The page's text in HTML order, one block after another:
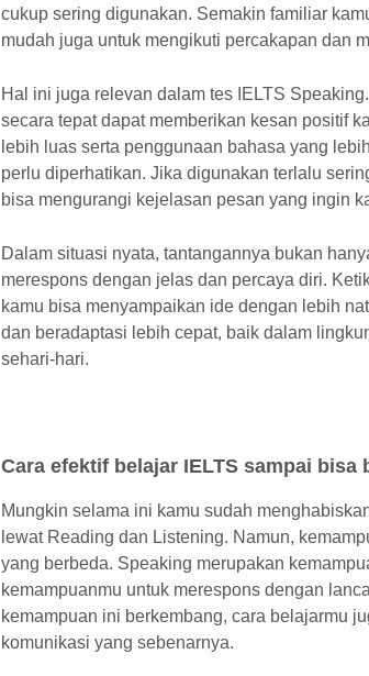
cukup sering digunakan. Semakin familiar
mudah juga untuk mengikuti percakapan dan
Hal ini juga relevan dalam tes IELTS
secara tepat dapat memberikan kesan positif
lebih luas serta penggunaan bahasa yang
perlu diperhatikan. Jika digunakan terlalu
bisa mengurangi kejelasan pesan yang ingin
Dalam situasi nyata, tantangannya bukan
merespons dengan jelas dan percaya diri.
kamu bisa menyampaikan ide dengan lebih
dan beradaptasi lebih cepat, baik dalam
sehari-hari.
Cara efektif belajar IELTS sampai
Mungkin selama ini kamu sudah
lewat Reading dan Listening. Namun,
yang berbeda. Speaking merupakan
kemampuanmu untuk merespons dengan
kemampuan ini berkembang, cara belajarmu
komunikasi yang sebenarnya.